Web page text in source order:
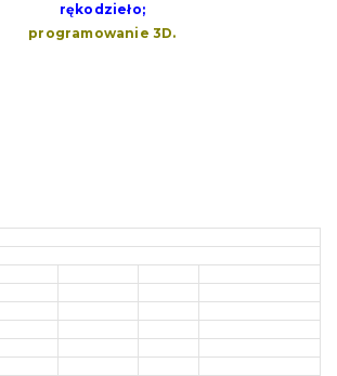
rękodzieło;
programowanie 3D.